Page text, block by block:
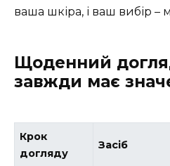
ваша шкіра, і ваш вибір –
Щоденний
завжди має
Крок
догляду
Засіб